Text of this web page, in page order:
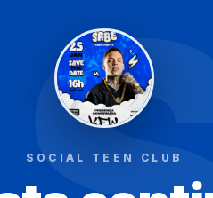
SOCIAL TEEN CLUB